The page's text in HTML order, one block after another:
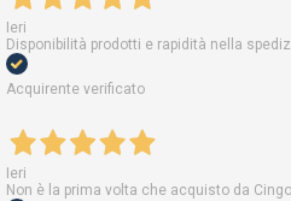
Ieri
Disponibilità prodotti e rapidità nella
Acquirente verificato
Ieri
Non è la prima volta che acquisto da